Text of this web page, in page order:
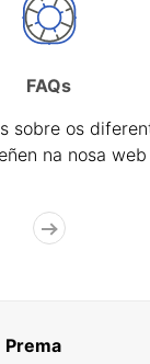
FAQs
sobre os
na nosa web
Prema